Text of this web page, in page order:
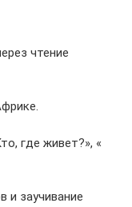
чтение
где живет?», «
и заучивание